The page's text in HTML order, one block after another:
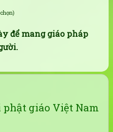
để mang giáo pháp
giáo Việt Nam